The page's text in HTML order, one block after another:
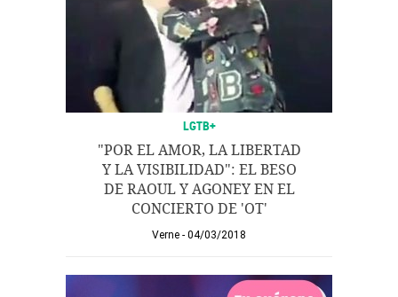
LGTB+
"POR EL AMOR, LA LIBERTAD
Y LA VISIBILIDAD": EL BESO
DE RAOUL Y AGONEY EN EL
CONCIERTO DE 'OT'
Verne 04/03/2018